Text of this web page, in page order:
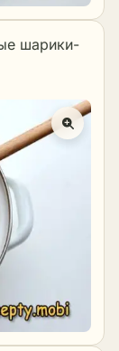
шарики-